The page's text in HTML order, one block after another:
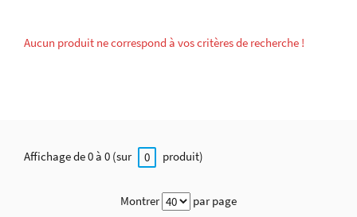
Aucun produit ne correspond à vos critères de recherche !
Affichage de 0 à 0 (sur 0 produit)
Montrer par page